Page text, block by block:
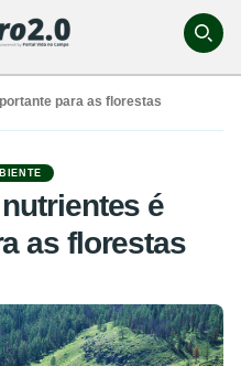
para as florestas
é
as florestas